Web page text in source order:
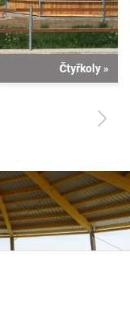
Čtyřkoly »